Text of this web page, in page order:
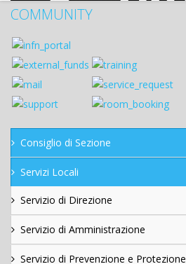
COMMUNITY
Consiglio di Sezione
Servizi Locali
Servizio di Direzione
Servizio di Amministrazione
Servizio di Prevenzione e Protezione